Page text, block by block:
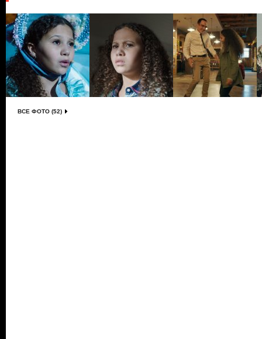
ВСЕ ФОТО (52)